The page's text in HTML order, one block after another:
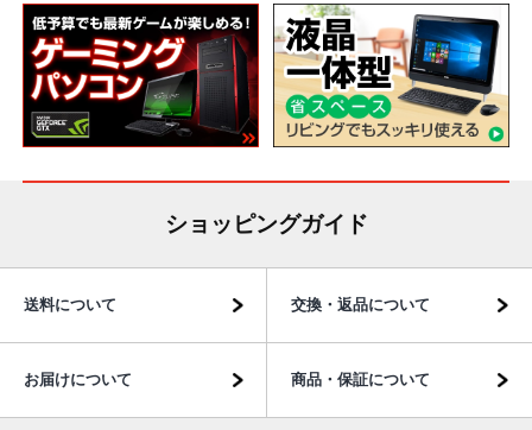
ショッピングガイド
送料について 交換・返品について
お届けについて 商品・保証について